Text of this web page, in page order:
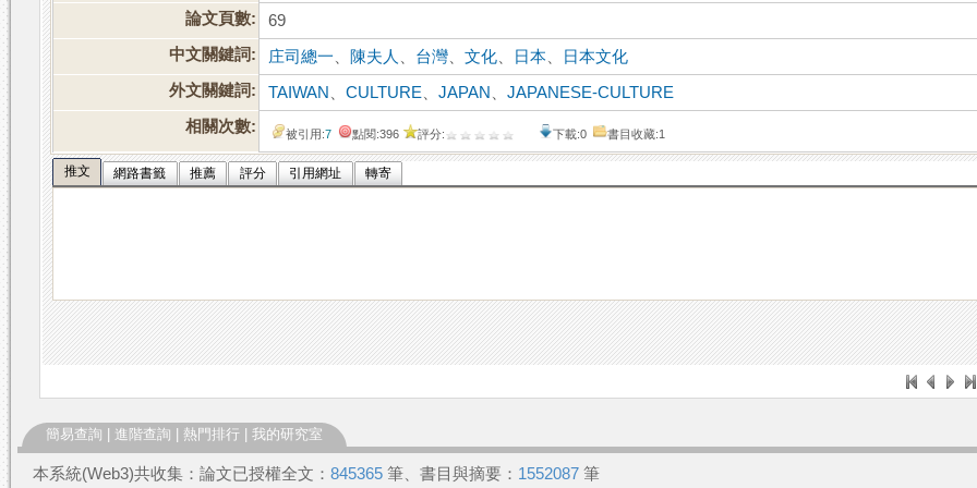
論文頁數:
69
中文關鍵詞:
庄司總一 陳夫人 台灣 、文化 日本
日本文化
外文關鍵詞:
TAIWAN 、CULTURE 、JAPAN 、JAPANESE-CULTURE
相關次數:
被引用:7 點閱:396 評分: 下載:0 書目收藏:1
推文 網路書籤 推薦 評分 引用網址 轉寄
簡易查詢 進階查詢 熱門排行 我的研究室
本系統(Web3)共收集：論文已授權全文： 845365 筆、書目與摘要： 1552087 筆